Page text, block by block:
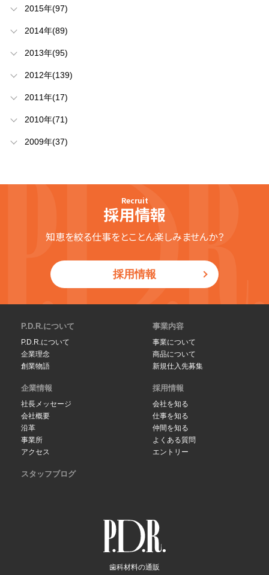
2015年(97)
2014年(89)
2013年(95)
2012年(139)
2011年(17)
2010年(71)
2009年(37)
Recruit
採用情報
知恵を絞る仕事をとことん楽しみませんか？
採用情報
歯科材料の通販
P.D.R.について
P.D.R.について
企業理念
創業物語
事業内容
事業について
商品について
新規仕入先募集
企業情報
社長メッセージ
会社概要
沿革
事業所
アクセス
採用情報
会社を知る
仕事を知る
仲間を知る
よくある質問
エントリー
スタッフブログ